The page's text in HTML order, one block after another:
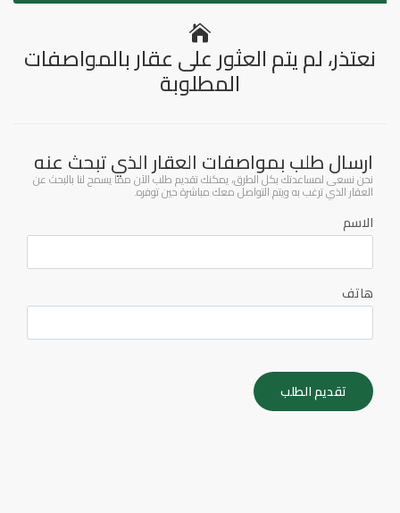
نعتذر، لم يتم العثور على عقار بالمواصفات
المطلوبة
ارسال طلب بمواصفات العقار الذي تبحث عنه
نحن نسعى لمساعدتك بكل الطرق، يمكنك تقديم طلب الآن مما يسمح لنا بالبحث عن
العقار الذي ترغب به ويتم التواصل معك مباشرة حين توفره.
الاسم
هاتف
تقديم الطلب